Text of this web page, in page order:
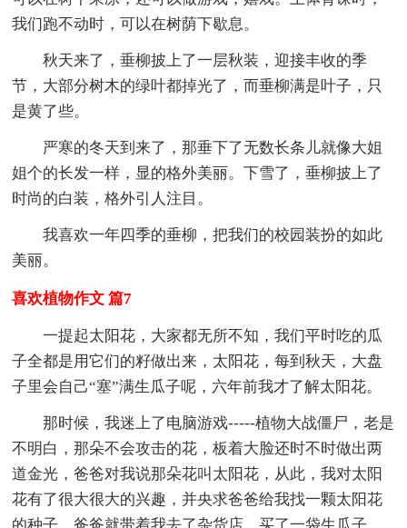
我们跑不动时，可以在树荫下歇息。
秋天来了，垂柳披上了一层秋装，迎接丰收的季
节，大部分树木的绿叶都掉光了，而垂柳满是叶子，只
是黄了些。
严寒的冬天到来了，那垂下了无数长条儿就像大姐
姐个的长发一样，显的格外美丽。下雪了，垂柳披上了
时尚的白装，格外引人注目。
我喜欢一年四季的垂柳，把我们的校园装扮的如此
美丽。
喜欢植物作文 篇7
一提起太阳花，大家都无所不知，我们平时吃的瓜
子全都是用它们的籽做出来，太阳花，每到秋天，大盘
子里会自己“塞”满生瓜子呢，六年前我才了解太阳花。
那时候，我迷上了电脑游戏-----植物大战僵尸，老是
不明白，那朵不会攻击的花，板着大脸还时不时做出两
道金光，爸爸对我说那朵花叫太阳花，从此，我对太阳
花有了很大很大的兴趣，并央求爸爸给我找一颗太阳花